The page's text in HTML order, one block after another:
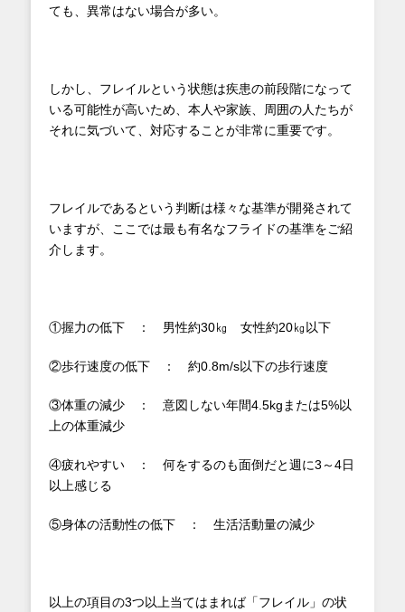
ても、異常はない場合が多い。
しかし、フレイルという状態は疾患の前段階になって
いる可能性が高いため、本人や家族、周囲の人たちが
それに気づいて、対応することが非常に重要です。
フレイルであるという判断は様々な基準が開発されて
いますが、ここでは最も有名なフライドの基準をご紹
介します。
①握力の低下 ： 男性約30㎏ 女性約20㎏以下
②歩行速度の低下 ： 約0.8m/s以下の歩行速度
③体重の減少 ： 意図しない年間4.5kgまたは5%以
上の体重減少
④疲れやすい ： 何をするのも面倒だと週に3～4日
以上感じる
⑤身体の活動性の低下 ： 生活活動量の減少
以上の項目の3つ以上当てはまれば「フレイル」の状